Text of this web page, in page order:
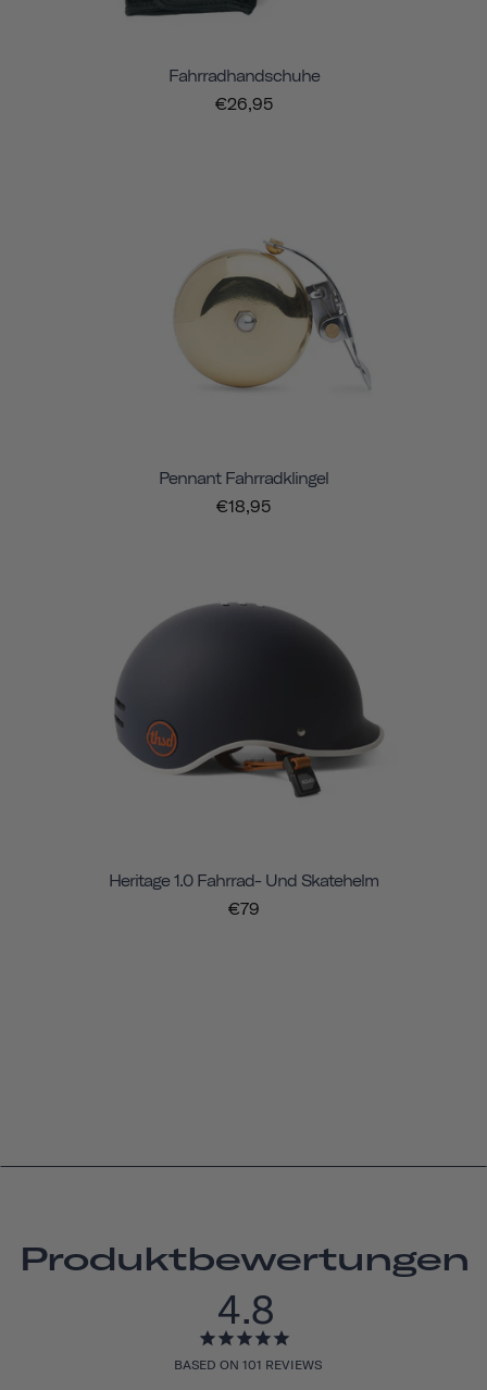
Fahrradhandschuhe
€26,95
Pennant Fahrradklingel
€18,95
Heritage 1.0 Fahrrad- Und Skatehelm
€79
Produktbewertungen
4.8
BASED ON 101 REVIEWS